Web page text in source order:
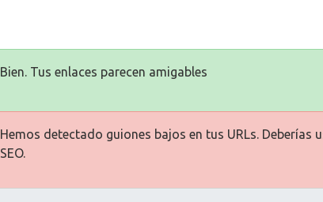
Bien. Tus enlaces parecen amigables
Hemos detectado guiones bajos en tus URLs. Deberías
SEO.